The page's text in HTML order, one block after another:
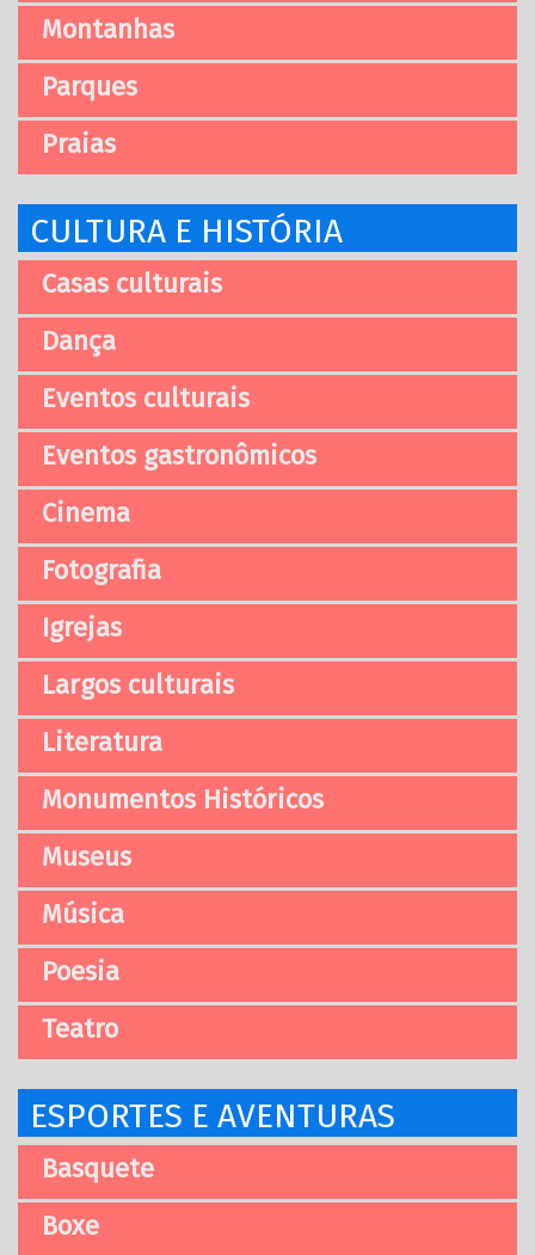
Montanhas
Parques
Praias
CULTURA E HISTÓRIA
Casas culturais
Dança
Eventos culturais
Eventos gastronômicos
Cinema
Fotografia
Igrejas
Largos culturais
Literatura
Monumentos Históricos
Museus
Música
Poesia
Teatro
ESPORTES E AVENTURAS
Basquete
Boxe